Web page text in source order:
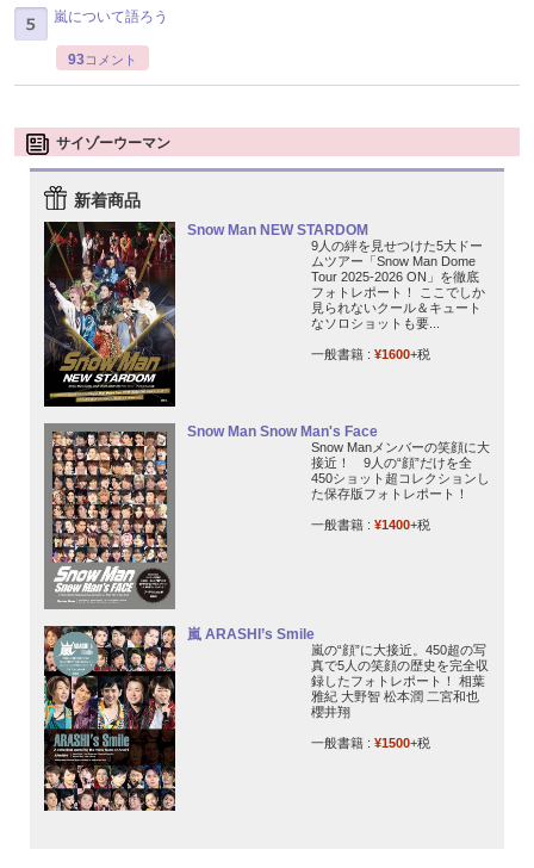
嵐について語ろう
93コメント
サイゾーウーマン
新着商品
Snow Man NEW STARDOM
9人の絆を見せつけた5大ドー
ムツアー「Snow Man Dome
Tour 2025-2026 ON」を徹底
フォトレポート！ ここでしか
見られないクール＆キュート
なソロショットも要...
一般書籍 : ¥1600+税
Snow Man Snow Man's Face
Snow Manメンバーの笑顔に大
接近！ 9人の“顔”だけを全
450ショット超コレクションし
た保存版フォトレポート！
一般書籍 : ¥1400+税
嵐 ARASHI’s Smile
嵐の“顔”に大接近。450超の写
真で5人の笑顔の歴史を完全収
録したフォトレポート！ 相葉
雅紀 大野智 松本潤 二宮和也
櫻井翔
一般書籍 : ¥1500+税